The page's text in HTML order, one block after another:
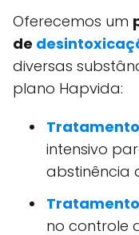
Oferecemos um
de
diversas
plano Hapvida:
intensivo
abstinência
no controle